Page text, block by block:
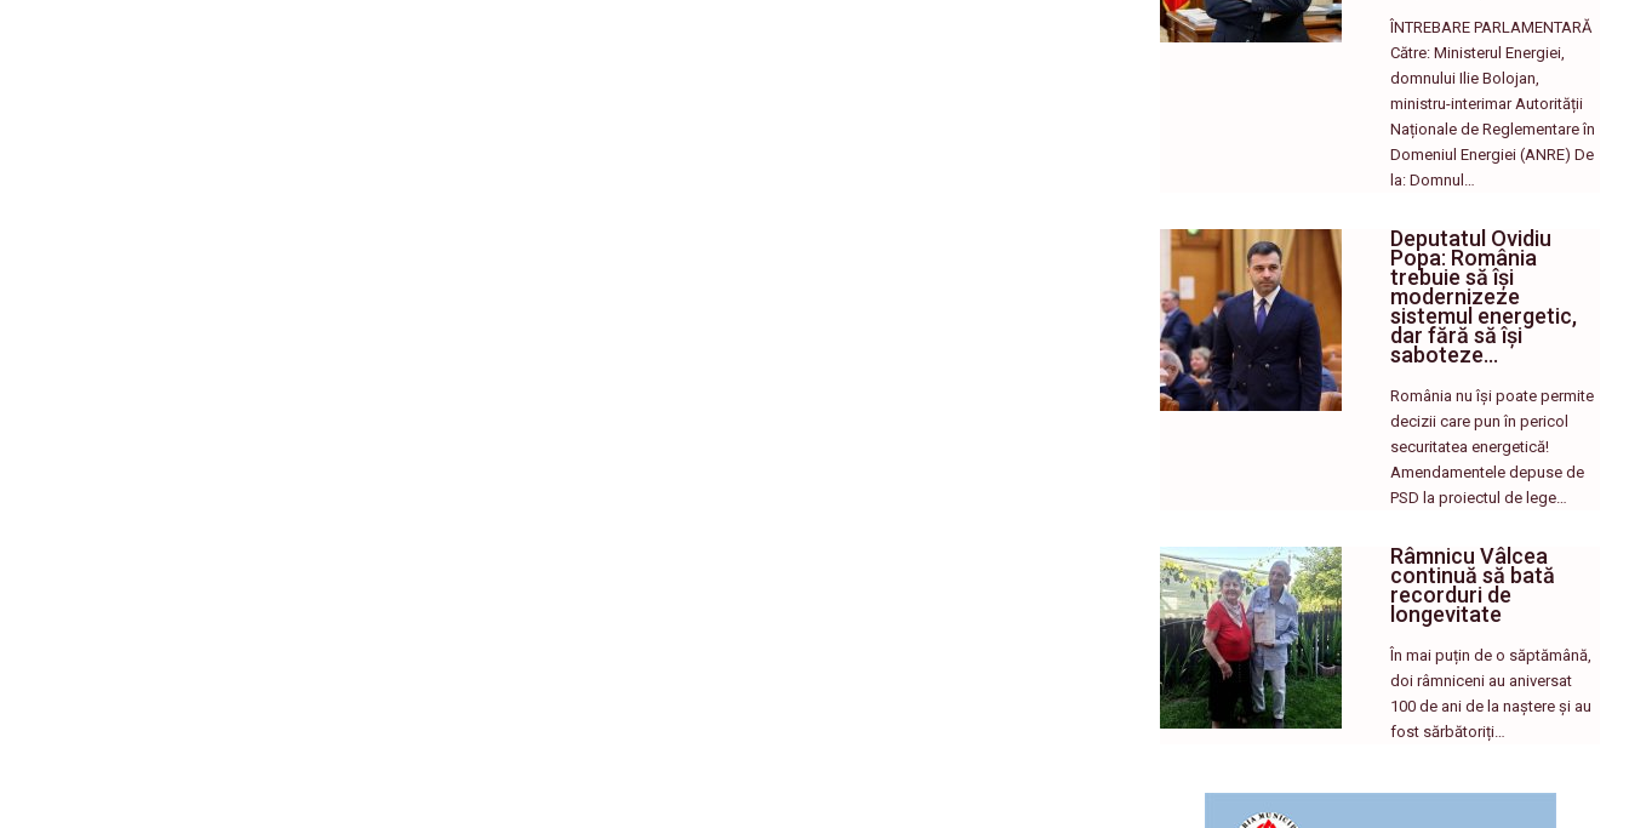
ÎNTREBARE PARLAMENTARĂ
Către: Ministerul Energiei,
domnului Ilie Bolojan,
ministru-interimar Autorității
Naționale de Reglementare în
Domeniul Energiei (ANRE) De
la: Domnul…
Deputatul Ovidiu
Popa: România
trebuie să își
modernizeze
sistemul energetic,
dar fără să își
saboteze…
România nu își poate permite
decizii care pun în pericol
securitatea energetică!
Amendamentele depuse de
PSD la proiectul de lege…
Râmnicu Vâlcea
continuă să bată
recorduri de
longevitate
În mai puțin de o săptămână,
doi râmniceni au aniversat
100 de ani de la naștere și au
fost sărbătoriți…